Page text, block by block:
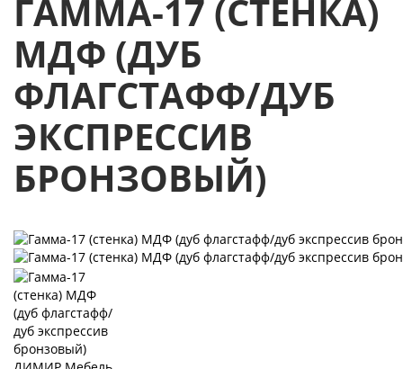
ГАММА-17 (СТЕНКА)
МДФ (ДУБ
ФЛАГСТАФФ/ДУБ
ЭКСПРЕССИВ
БРОНЗОВЫЙ)